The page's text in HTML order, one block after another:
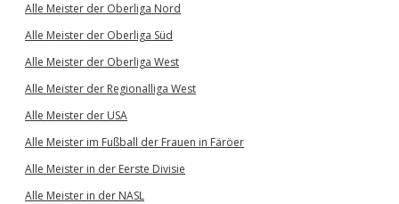
Alle Meister der Oberliga Nord
Alle Meister der Oberliga Süd
Alle Meister der Oberliga West
Alle Meister der Regionalliga West
Alle Meister der USA
Alle Meister im Fußball der Frauen in Färöer
Alle Meister in der Eerste Divisie
Alle Meister in der NASL